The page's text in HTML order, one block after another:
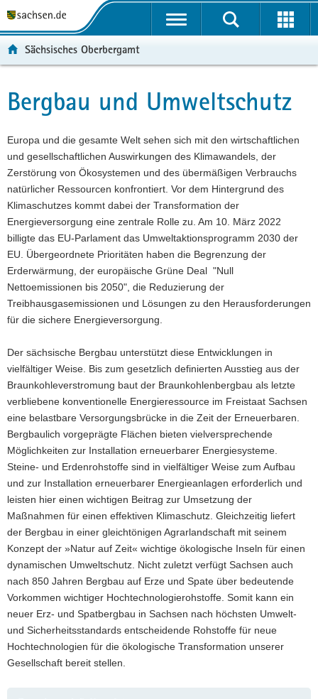
t
ü
e
r
g
r
e
i
f
e
n
d
e
N
v
i
g
a
t
i
o
n
t
n
v
i
g
a
t
i
o
n
p
n
a
l
t
t
-
e
r
e
i
c
h
Sächsisches Oberbergamt
Hauptinhalt
Bergbau und Umweltschutz
Europa und die gesamte Welt sehen sich mit den wirtschaftlichen
und gesellschaftlichen Auswirkungen des Klimawandels, der
Zerstörung von Ökosystemen und des übermäßigen Verbrauchs
natürlicher Ressourcen konfrontiert. Vor dem Hintergrund des
Klimaschutzes kommt dabei der Transformation der
Energieversorgung eine zentrale Rolle zu. Am 10. März 2022
billigte das EU-Parlament das Umweltaktionsprogramm 2030 der
EU. Übergeordnete Prioritäten haben die Begrenzung der
Erderwärmung, der europäische Grüne Deal "Null
Nettoemissionen bis 2050", die Reduzierung der
Treibhausgasemissionen und Lösungen zu den Herausforderungen
für die sichere Energieversorgung.
Der sächsische Bergbau unterstützt diese Entwicklungen in
vielfältiger Weise. Bis zum gesetzlich definierten Ausstieg aus der
Braunkohleverstromung baut der Braunkohlenbergbau als letzte
verbliebene konventionelle Energieressource im Freistaat Sachsen
eine belastbare Versorgungsbrücke in die Zeit der Erneuerbaren.
Bergbaulich vorgeprägte Flächen bieten vielversprechende
Möglichkeiten zur Installation erneuerbarer Energiesysteme.
Steine- und Erdenrohstoffe sind in vielfältiger Weise zum Aufbau
und zur Installation erneuerbarer Energieanlagen erforderlich und
leisten hier einen wichtigen Beitrag zur Umsetzung der
Maßnahmen für einen effektiven Klimaschutz. Gleichzeitig liefert
der Bergbau in einer gleichtönigen Agrarlandschaft mit seinem
Konzept der »Natur auf Zeit« wichtige ökologische Inseln für einen
dynamischen Umweltschutz. Nicht zuletzt verfügt Sachsen auch
nach 850 Jahren Bergbau auf Erze und Spate über bedeutende
Vorkommen wichtiger Hochtechnologierohstoffe. Somit kann ein
neuer Erz- und Spatbergbau in Sachsen nach höchsten Umwelt-
und Sicherheitsstandards entscheidende Rohstoffe für neue
Hochtechnologien für die ökologische Transformation unserer
Gesellschaft bereit stellen.